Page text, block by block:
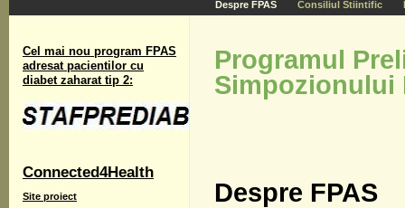
Despre FPAS Consiliul Stiintific
Programul
Simpozionului
Despre FPAS
Cel mai nou program FPAS
adresat pacientilor cu
diabet zaharat tip 2:
Connected4Health
Site proiect